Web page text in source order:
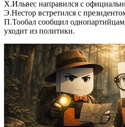
Х.Ильвес направился с
Э.Нестор встретился с
П.Тообал сообщил
уходит из политики.